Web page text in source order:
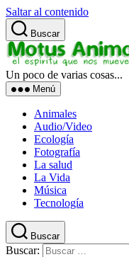
Saltar al contenido
Buscar
Un poco de varias cosas...
Menú
Animales
Audio/Video
Ecología
Fotografía
La salud
La Vida
Música
Tecnología
Buscar
Buscar: